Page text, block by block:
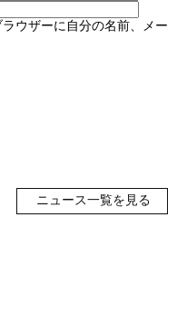
ウザーに自分の名前、メー
ニュース一覧を見る